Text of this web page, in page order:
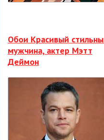
Обои Красивый
мужчина, актер Мэтт
Деймон